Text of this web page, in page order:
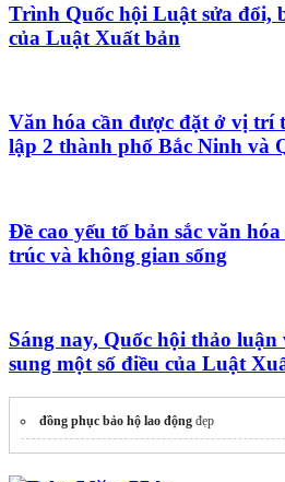
Trình Quốc hội Luật sửa đổi,
của Luật Xuất bản
Văn hóa cần được đặt ở vị trí
lập 2 thành phố Bắc Ninh và
Đề cao yếu tố bản sắc văn
trúc và không gian sống
Sáng nay, Quốc hội thảo
sung một số điều của Luật
đồng phục bảo hộ lao động đẹp